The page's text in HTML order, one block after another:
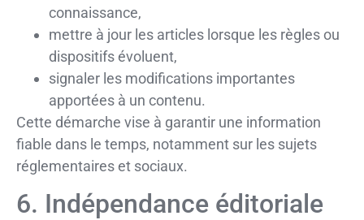
connaissance,
mettre à jour les articles lorsque les règles ou
dispositifs évoluent,
signaler les modifications importantes
apportées à un contenu.
Cette démarche vise à garantir une information
fiable dans le temps, notamment sur les sujets
réglementaires et sociaux.
6. Indépendance éditoriale